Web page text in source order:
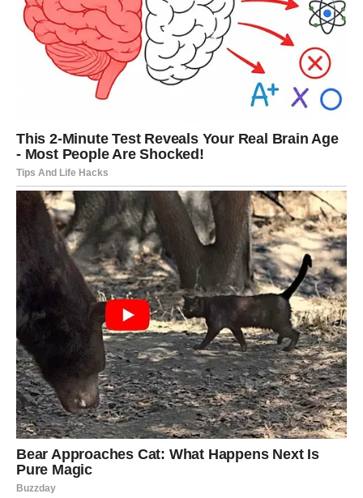
Najveća promjena koja vam dolazi jeste ona unutrašnja.
Tokom naredne sedmice osjećaćete mnogo više
energije, motivacije i samopouzdanja.
Konačno ćete imati osjećaj da možete ostvariti sve što
poželite.
Strahovi, nesigurnosti i negativne misli polako nestaju, a
vi počinjete vjerovati sebi više nego ikada prije.
Jedna osoba mogla bi vam
uljepšati dane
Veoma je moguće da će tokom naredne sedmice jedna
osoba imati poseban uticaj na vaše raspoloženje i sreću.
To može biti neko ko vam već dugo nedostaje ili osoba
koja tek ulazi u vaš život. Ovaj odnos mogao bi vam
donijeti mnogo emocija, podrške i lijepih trenutaka.
Zvijezde vam poručuju da otvorite srce i dozvolite sebi da
ponovo budete srećne.